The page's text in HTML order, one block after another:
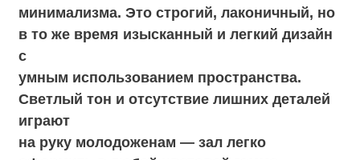
выделяются на светлых стенах. Но его
украшением остаются окна. Большая
площадь остекления и панорамный вид
создают
отличный фон для свадьбы в любое время
суток, но особенно красиво здесь на закате
вечерних сумерках.